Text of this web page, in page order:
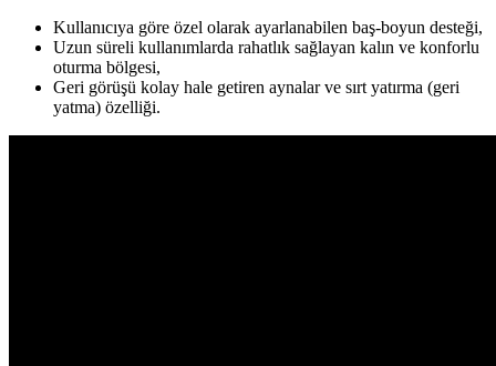
Kullanıcıya göre özel olarak ayarlanabilen baş-boyun desteği,
Uzun süreli kullanımlarda rahatlık sağlayan kalın ve konforlu
oturma bölgesi,
Geri görüşü kolay hale getiren aynalar ve sırt yatırma (geri
yatma) özelliği.